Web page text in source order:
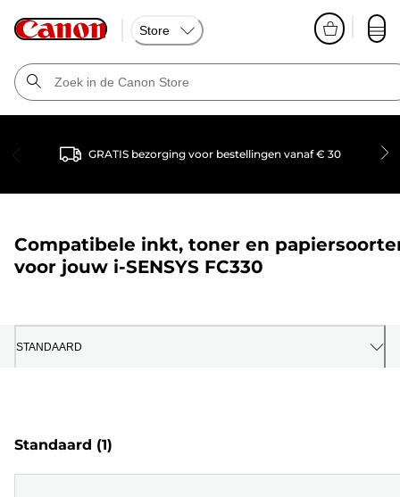
Store
GRATIS bezorging voor bestellingen vanaf € 30
Compatibele inkt, toner en
voor jouw i-SENSYS FC330
STANDAARD
Standaard (1)